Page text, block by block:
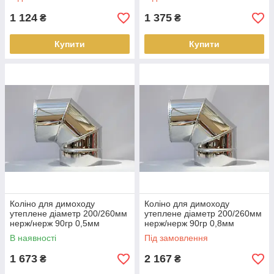
1 124 ₴
Купити
1 375 ₴
Купити
Коліно для димоходу
утеплене діаметр 200/260мм
нерж/нерж 90гр 0,5мм
(сендвіч) AISI 304
В наявності
1 673 ₴
Коліно для димоходу
утеплене діаметр 200/260мм
нерж/нерж 90гр 0,8мм
(сендвіч) AISI 304
Під замовлення
2 167 ₴